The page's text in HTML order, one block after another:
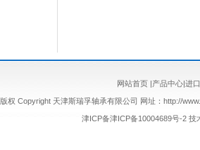
网站首页 |产品中心|进
版权 Copyright 天津斯瑞孚轴承有限公司 网址：http://
津ICP备津ICP备10004689号-2 技